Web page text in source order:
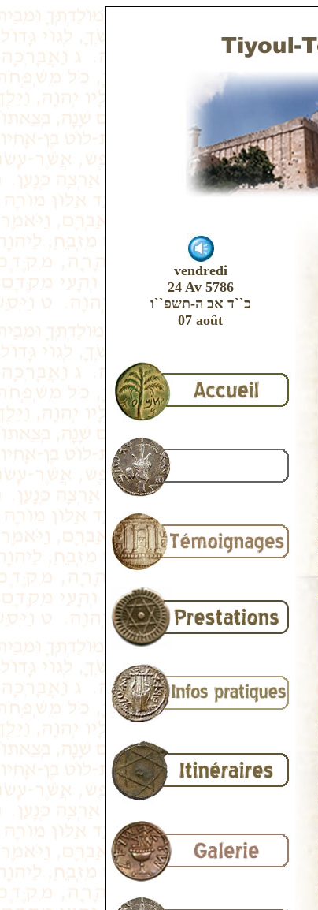
vendredi
24 Av 5786
כ``ד אב ה-תשפ``ו
07 août